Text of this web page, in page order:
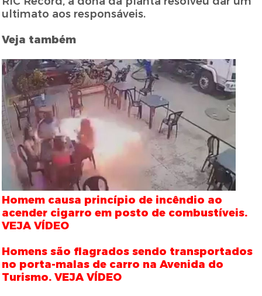
ultimato aos responsáveis.
Veja também
Homem causa princípio de incêndio ao
acender cigarro em posto de combustíveis.
VEJA VÍDEO
Homens são flagrados sendo transportados
no porta-malas de carro na Avenida do
Turismo. VEJA VÍDEO